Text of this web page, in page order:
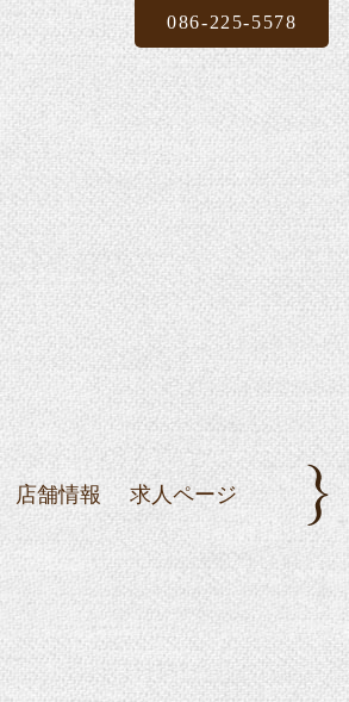
086-225-5578
店舗情報 求人ページ